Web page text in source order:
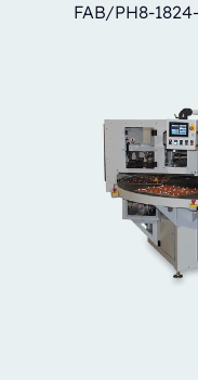
FAB/PH8-